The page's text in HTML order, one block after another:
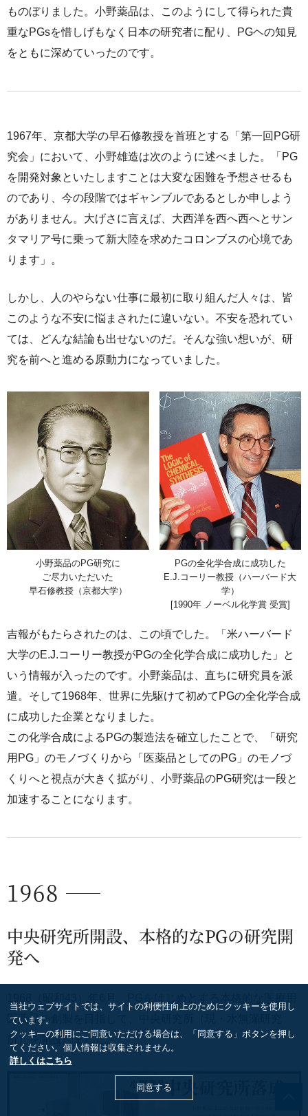
ものぼりました。小野薬品は、このようにして得られた貴
重なPGsを惜しげもなく日本の研究者に配り、PGヘの知見
をともに深めていったのです。
1967年、京都大学の早石修教授を首班とする「第一回PG研
究会」において、小野雄造は次のように述べました。「PG
を開発対象といたしますことは大変な困難を予想させるも
のであり、今の段階ではギャンブルであるとしか申しよう
がありません。大げさに言えば、大西洋を西へ西へとサン
タマリア号に乗って新大陸を求めたコロンブスの心境であ
ります」。
しかし、人のやらない仕事に最初に取り組んだ人々は、皆
このような不安に悩まされたに違いない。不安を恐れてい
ては、どんな結論も出せないのだ。そんな強い想いが、研
究を前へと進める原動力になっていました。
小野薬品のPG研究に
ご尽力いただいた
早石修教授（京都大学）
PGの全化学合成に成功した
E.J.コーリー教授（ハーバード大
学）
[1990年 ノーベル化学賞 受賞]
吉報がもたらされたのは、この頃でした。「米ハーバード
大学のE.J.コーリー教授がPGの全化学合成に成功した」と
いう情報が入ったのです。小野薬品は、直ちに研究員を派
遣。そして1968年、世界に先駆けて初めてPGの全化学合成
に成功した企業となりました。
この化学合成によるPGの製造法を確立したことで、「研究
用PG」のモノづくりから「医薬品としてのPG」のモノづ
くりへと視点が大きく拡がり、小野薬品のPG研究は一段と
加速することになります。
1968
中央研究所開設、本格的なPGの研究開
発へ
医薬品の創製を目指して、中央研究所（現・水無瀬研究
所）を開設しました。
当社ウェブサイトでは、サイトの利便性向上のためにクッキーを使用し
ています。
クッキーの利用にご同意いただける場合は、「同意する」ボタンを押し
てください。個人情報は収集されません。
詳しくはこちら
同意する